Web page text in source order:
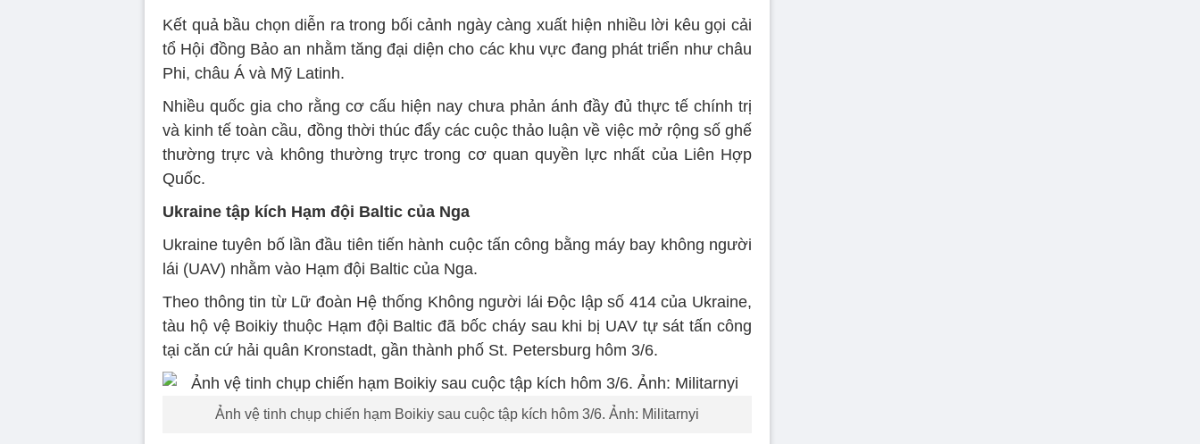
Kết quả bầu chọn diễn ra trong bối cảnh ngày càng xuất hiện nhiều lời kêu gọi cải
tổ Hội đồng Bảo an nhằm tăng đại diện cho các khu vực đang phát triển như châu
Phi, châu Á và Mỹ Latinh.
Nhiều quốc gia cho rằng cơ cấu hiện nay chưa phản ánh đầy đủ thực tế chính trị
và kinh tế toàn cầu, đồng thời thúc đẩy các cuộc thảo luận về việc mở rộng số ghế
thường trực và không thường trực trong cơ quan quyền lực nhất của Liên Hợp
Quốc.
Ukraine tập kích Hạm đội Baltic của Nga
Ukraine tuyên bố lần đầu tiên tiến hành cuộc tấn công bằng máy bay không người
lái (UAV) nhằm vào Hạm đội Baltic của Nga.
Theo thông tin từ Lữ đoàn Hệ thống Không người lái Độc lập số 414 của Ukraine,
tàu hộ vệ Boikiy thuộc Hạm đội Baltic đã bốc cháy sau khi bị UAV tự sát tấn công
tại căn cứ hải quân Kronstadt, gần thành phố St. Petersburg hôm 3/6.
Ảnh vệ tinh chụp chiến hạm Boikiy sau cuộc tập kích hôm 3/6. Ảnh: Militarnyi